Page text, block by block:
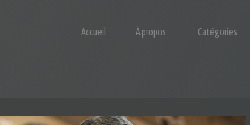
Accueil À propos Catégories